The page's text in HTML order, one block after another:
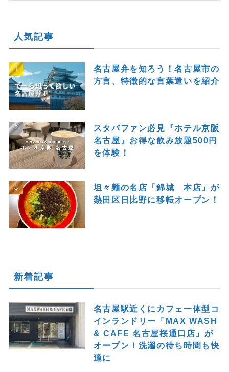
人気記事
名古屋弁を知ろう！名古屋市の
方言、特徴的な言葉遣いを紹介
スタバファン必見『ホテル京阪
名古屋』お得な飲み放題500円
を体験！
坦々麺の名店「錦城 本店」が
熱田区日比野に移転オープン！
新着記事
名古屋駅近くにカフェ一体型コ
インランドリー「MAX WASH
& CAFE 名古屋桜通口店」が
オープン！洗濯の待ち時間も快
適に